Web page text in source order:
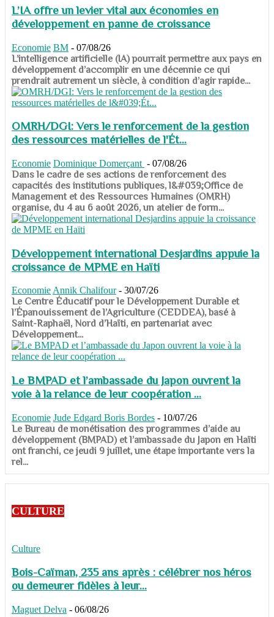
L’IA offre un levier vital aux économies en
développement en panne de croissance
Economie BM - 07/08/26
​​​​​​​L’intelligence artificielle (IA) pourrait permettre aux pays en
développement d’accomplir en une décennie ce qui
prendrait autrement un siècle, à condition d’agir rapide...
OMRH/DGI: Vers le renforcement de la gestion
des ressources matérielles de l'Ét...
Economie Dominique Domerçant - 07/08/26
Dans le cadre de ses actions de renforcement des
capacités des institutions publiques, l&#039;Office de
Management et des Ressources Humaines (OMRH)
organise, du 4 au 6 août 2026, un atelier de form...
Développement international Desjardins appuie la
croissance de MPME en Haïti
Economie Annik Chalifour - 30/07/26
​​​​​​​Le Centre Éducatif pour le Développement Durable et
l’Épanouissement de l’Agriculture (CEDDEA), basé à
Saint-Raphaël, Nord d’Haïti, en partenariat avec
Développement...
Le BMPAD et l’ambassade du Japon ouvrent la
voie à la relance de leur coopération ...
Economie Jude Edgard Boris Bordes - 10/07/26
​​​​​​​Le Bureau de monétisation des programmes d’aide au
développement (BMPAD) et l’ambassade du Japon en Haïti
ont franchi, ce jeudi 9 juillet, une étape importante vers la
rel...
CULTURE
Culture
Bois-Caïman, 235 ans après : célébrer nos héros
ou demeurer fidèles à leur...
Maguet Delva - 06/08/26